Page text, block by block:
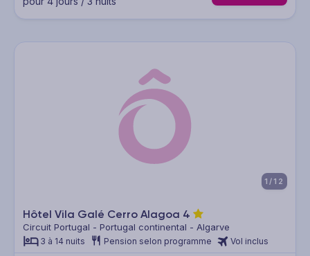
1/12
Hôtel Vila Galé Cerro Alagoa 4
Circuit Portugal - Portugal continental - Algarve
3 à 14 nuits Pension selon programme Vol inclus